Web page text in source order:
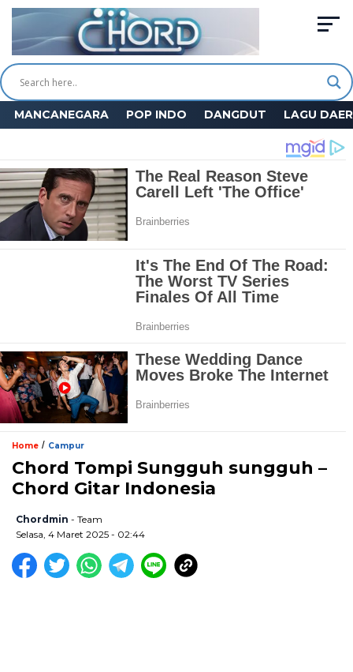
MANCANEGARA POP INDO DANGDUT LAGU
Home / Campur
Chord Tompi Sungguh sungguh –
Chord Gitar Indonesia
Chordmin - Team
Selasa, 4 Maret 2025 - 02:44